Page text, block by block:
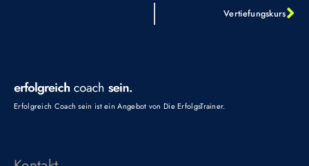
Vertiefungskurs
Erfolgreich Coach sein ist ein Angebot von Die ErfolgsTrainer.